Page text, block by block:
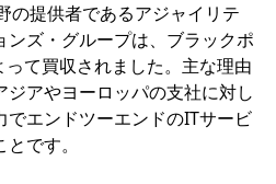
の提供者であるアジャイリテ
ンズ・グループは、ブラックポ
て買収されました。主な理由
ジアやヨーロッパの支社に対し
でエンドツーエンドのITサービ
です。